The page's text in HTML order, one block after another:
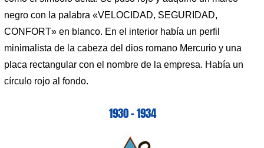
negro con la palabra «VELOCIDAD, SEGURIDAD,
CONFORT» en blanco. En el interior había un perfil
minimalista de la cabeza del dios romano Mercurio y una
placa rectangular con el nombre de la empresa. Había un
círculo rojo al fondo.
1930 – 1934